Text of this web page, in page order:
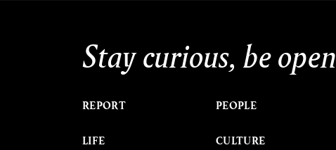
Stay curious, be open
REPORT
LIFE
PEOPLE
CULTURE